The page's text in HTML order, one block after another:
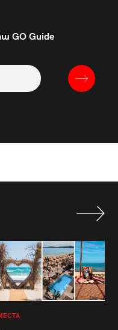
GO Guide